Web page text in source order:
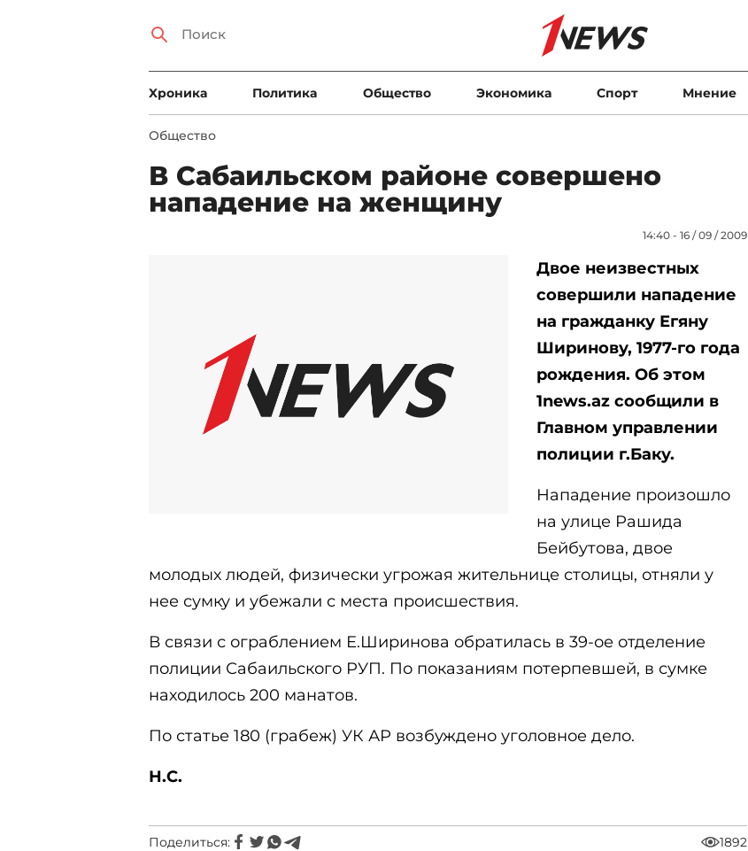
Xроника Политика Общество Экономика Спорт Мнение
Общество
В Сабаильском районе совершено
нападение на женщину
14:40 - 16 / 09 / 2009
Двое неизвестных
совершили нападение
на гражданку Егяну
Ширинову, 1977-го года
рождения. Об этом
1news.az сообщили в
Главном управлении
полиции г.Баку.
Нападение произошло
на улице Рашида
Бейбутова, двое
молодых людей, физически угрожая жительнице столицы, отняли у
нее сумку и убежали с места происшествия.
В связи с ограблением Е.Ширинова обратилась в 39-ое отделение
полиции Сабаильского РУП. По показаниям потерпевшей, в сумке
находилось 200 манатов.
По статье 180 (грабеж) УК АР возбуждено уголовное дело.
Н.С.
Поделиться: 1892